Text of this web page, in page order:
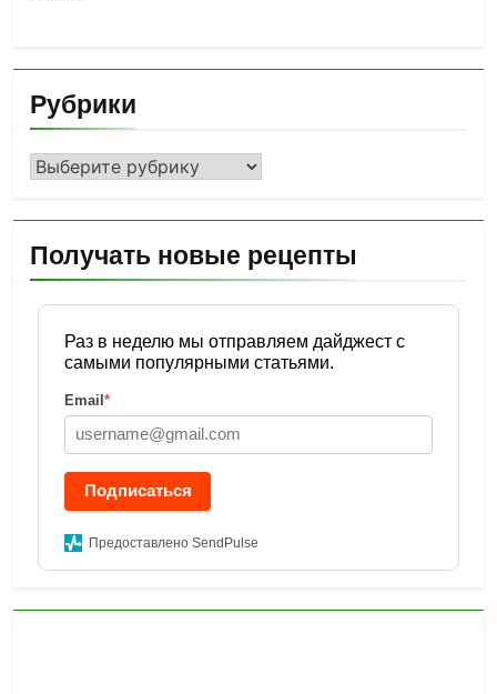
Рубрики
Рубрики
Получать новые рецепты
Раз в неделю мы отправляем дайджест с
самыми популярными статьями.
Email *
Подписаться
Предоставлено SendPulse